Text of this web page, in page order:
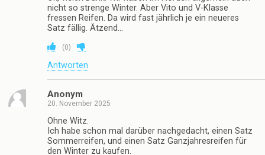
nicht so strenge Winter. Aber Vito und V-Klasse
fressen Reifen. Da wird fast jährlich je ein neueres
Satz fällig. Ätzend…
(0)
Antworten
Anonym
20. November 2025
Ohne Witz.
Ich habe schon mal darüber nachgedacht, einen Satz
Sommerreifen, und einen Satz Ganzjahresreifen für
den Winter zu kaufen.